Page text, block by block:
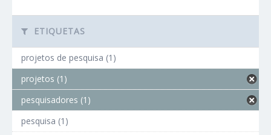
ETIQUETAS
projetos de pesquisa (1)
projetos (1)
pesquisadores (1)
pesquisa (1)